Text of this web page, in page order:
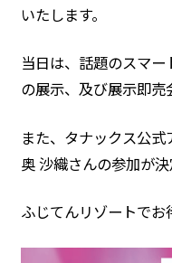
いたします。
当日は、話題のスマ
の展示、及び展示即売
また、タナックス公
奥 沙織さんの参加が決
ふじてんリゾートで